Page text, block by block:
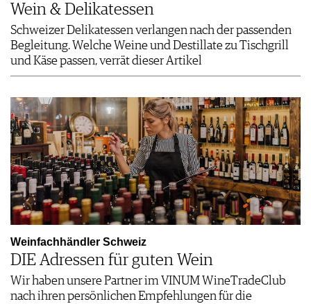
Wein & Delikatessen
Schweizer Delikatessen verlangen nach der passenden
Begleitung. Welche Weine und Destillate zu Tischgrill
und Käse passen, verrät dieser Artikel
Weinfachhändler Schweiz
DIE Adressen für guten Wein
Wir haben unsere Partner im VINUM WineTradeClub
nach ihren persönlichen Empfehlungen für die